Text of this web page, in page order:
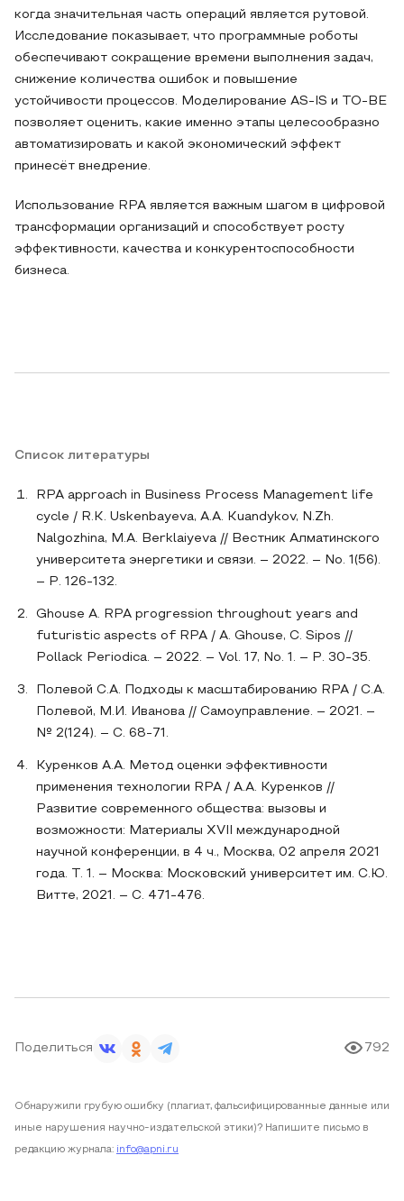
когда значительная часть операций является рутовой.
Исследование показывает, что программные роботы
обеспечивают сокращение времени выполнения задач,
снижение количества ошибок и повышение
устойчивости процессов. Моделирование AS-IS и TO-BE
позволяет оценить, какие именно этапы целесообразно
автоматизировать и какой экономический эффект
принесёт внедрение.
Использование RPA является важным шагом в цифровой
трансформации организаций и способствует росту
эффективности, качества и конкурентоспособности
бизнеса.
Список литературы
RPA approach in Business Process Management life
cycle / R.K. Uskenbayeva, A.A. Kuandykov, N.Zh.
Nalgozhina, M.A. Berklaiyeva // Вестник Алматинского
университета энергетики и связи. – 2022. – No. 1(56).
– P. 126-132.
Ghouse A. RPA progression throughout years and
futuristic aspects of RPA / A. Ghouse, C. Sipos //
Pollack Periodica. – 2022. – Vol. 17, No. 1. – P. 30-35.
Полевой С.А. Подходы к масштабированию RPA / С.А.
Полевой, М.И. Иванова // Самоуправление. – 2021. –
№ 2(124). – С. 68-71.
Куренков А.А. Метод оценки эффективности
применения технологии RPA / А.А. Куренков //
Развитие современного общества: вызовы и
возможности: Материалы XVII международной
научной конференции, в 4 ч., Москва, 02 апреля 2021
года. Т. 1. – Москва: Московский университет им. С.Ю.
Витте, 2021. – С. 471-476.
Поделиться 792
Обнаружили грубую ошибку (плагиат, фальсифицированные данные или
иные нарушения научно-издательской этики)? Напишите письмо в
редакцию журнала: info@apni.ru